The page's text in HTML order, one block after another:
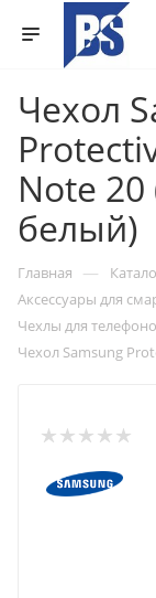
Чехол
Note
белый)
Главная —
Аксессуары для
Чехлы для
Чехол Samsung